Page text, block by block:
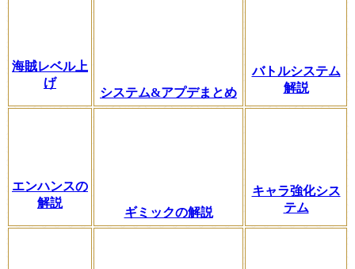
海賊レベル上
げ
システム&アプデまとめ
バトルシステム
解説
エンハンスの
解説
ギミックの解説
キャラ強化シス
テム